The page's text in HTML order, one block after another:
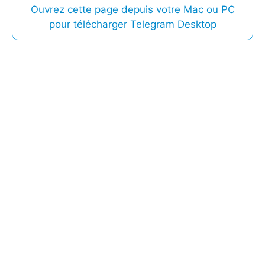
Ouvrez cette page depuis votre Mac ou PC
pour télécharger Telegram Desktop